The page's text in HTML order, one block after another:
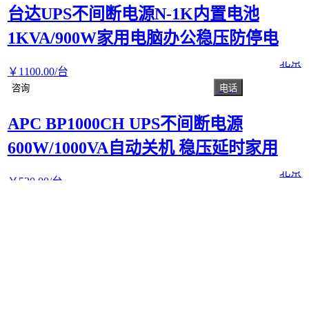
台达UPS不间断电源N-1K内置电池
1KVA/900W家用电脑办公稳压防停电
￥ 1100.00/台
北京
咨询 电话
APC BP1000CH UPS不间断电源
600W/1000VA自动关机 稳压延时家用
￥ 530.00/台
北京